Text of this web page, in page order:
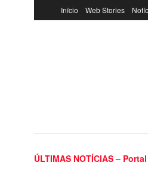
Início Web Stories
ÚLTIMAS NOTÍCIAS –